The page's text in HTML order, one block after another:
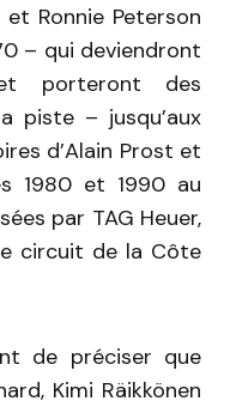
Ronnie Peterson
– qui deviendront
porteront des
piste – jusqu’aux
d’Alain Prost et
1980 et 1990 au
par TAG Heuer,
circuit de la Côte
de préciser que
Kimi Räikkönen